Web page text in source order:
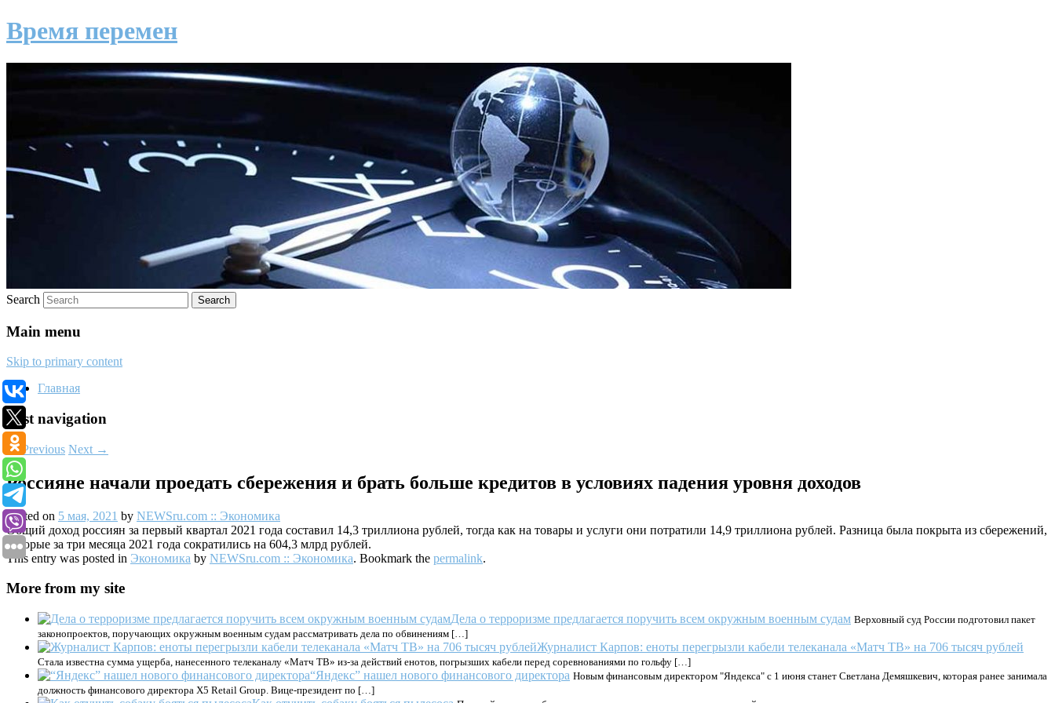
Время перемен
Search
Main menu
Skip to primary content
Главная
Post navigation
←Previous Next →
Россияне начали проедать сбережения и брать больше кредитов в условиях падения уровня доходов
Posted on 5 мая, 2021 by NEWSru.com :: Экономика
Общий доход россиян за первый квартал 2021 года составил 14,3 триллиона рублей, тогда как на товары и услуги они потратили 14,9 триллиона рублей. Разница была покрыта из сбережений,
которые за три месяца 2021 года сократились на 604,3 млрд рублей.
This entry was posted in Экономика by NEWSru.com :: Экономика. Bookmark the permalink.
More from my site
Дела о терроризме предлагается поручить всем окружным военным судам Верховный суд России подготовил пакет
законопроектов, поручающих окружным военным судам рассматривать дела по обвинениям […]
Журналист Карпов: еноты перегрызли кабели телеканала «Матч ТВ» на 706 тысяч рублей
Стала известна сумма ущерба, нанесенного телеканалу «Матч ТВ» из-за действий енотов, погрызших кабели перед соревнованиями по гольфу […]
“Яндекс” нашел нового финансового директора Новым финансовым директором "Яндекса" с 1 июня станет Светлана Демяшкевич, которая ранее занимала
должность финансового директора X5 Retail Group. Вице-президент по […]